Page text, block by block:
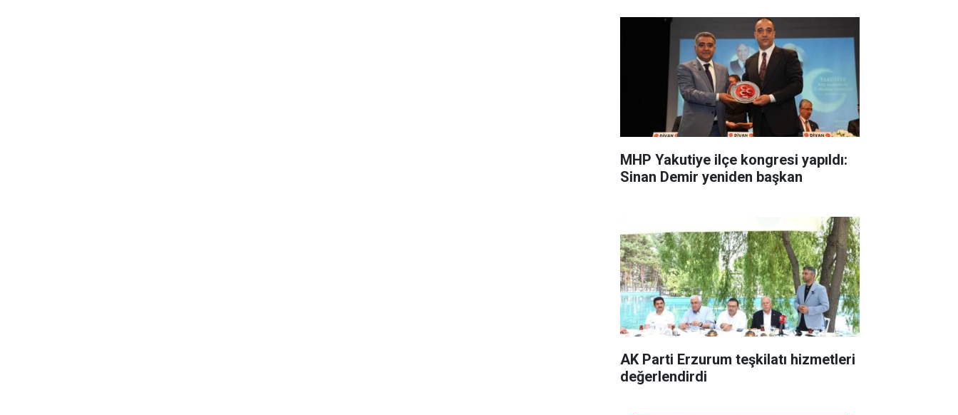
MHP Yakutiye ilçe kongresi yapıldı:
Sinan Demir yeniden başkan
AK Parti Erzurum teşkilatı hizmetleri
değerlendirdi